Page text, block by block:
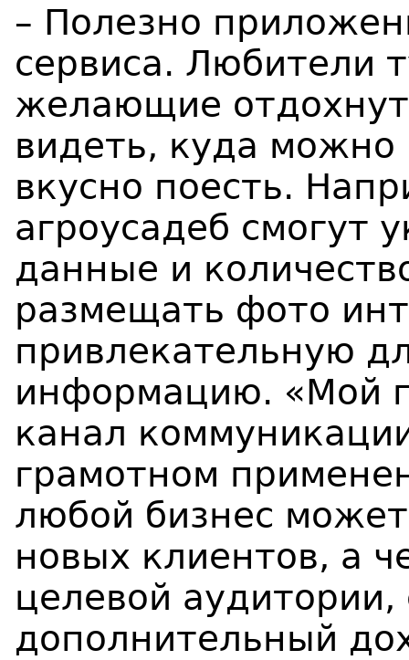
– Полезно
сервиса. Любители
желающие
видеть, куда
вкусно поесть.
агроусадеб смогут
данные и
размещать фото
привлекательную
информацию. «Мой
канал
грамотном
любой бизнес
новых клиентов, а
целевой аудитории,
дополнительный